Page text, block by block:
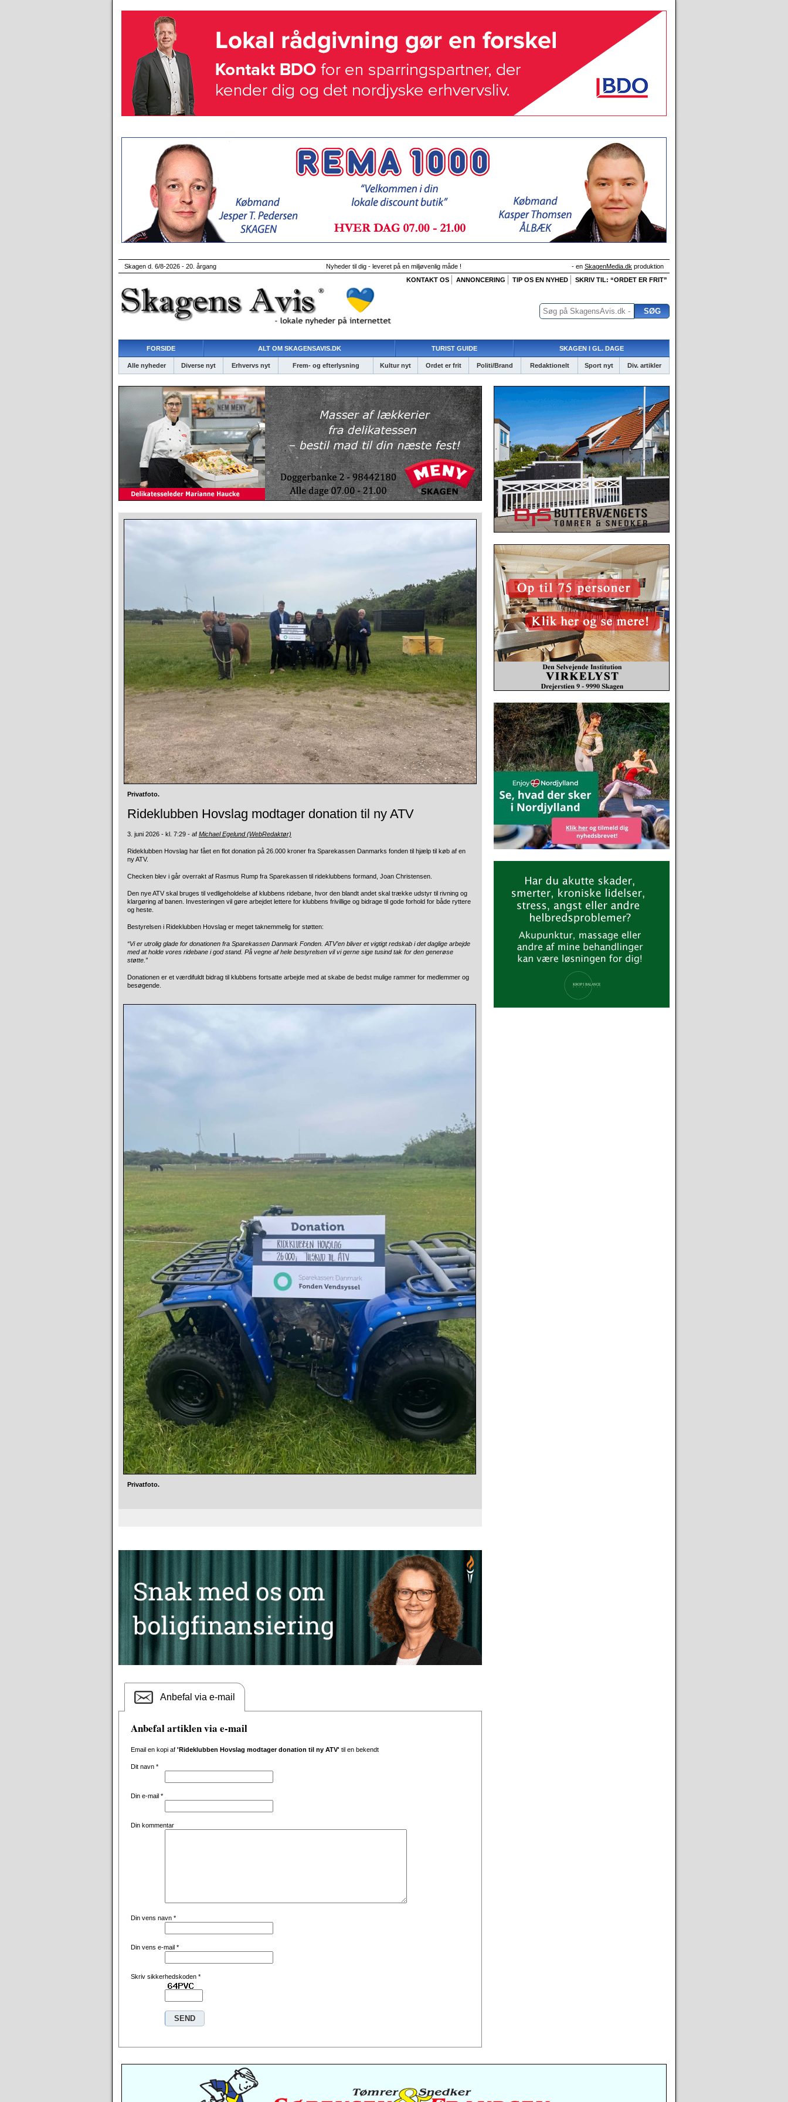
Skagen d. 6/8-2026 - 20. årgang Nyheder til dig - leveret på en miljøvenlig måde ! - en SkagenMedia.dk produktion
KONTAKT OS
ANNONCERING TIP OS EN NYHED SKRIV TIL: “ORDET ER FRIT”
FORSIDE ALT OM SKAGENSAVIS.DK TURIST GUIDE SKAGEN I GL. DAGE
Alle nyheder Diverse nyt Erhvervs nyt Frem- og efterlysning Kultur nyt Ordet er frit Politi/Brand Redaktionelt Sport nyt Div. artikler
Privatfoto.
Rideklubben Hovslag modtager donation til ny ATV
3. juni 2026 - kl. 7:29 - af Michael Egelund (WebRedaktør)
Rideklubben Hovslag har fået en flot donation på 26.000 kroner fra Sparekassen Danmarks fonden til hjælp til køb af en
ny ATV.
Checken blev i går overrakt af Rasmus Rump fra Sparekassen til rideklubbens formand, Joan Christensen
Den nye ATV skal bruges til vedligeholdelse af klubbens ridebane, hvor den blandt andet skal trække udstyr til rivning og
klargøring af banen. Investeringen vil gøre arbejdet lettere for klubbens frivillige og bidrage til gode forhold for både ryttere
og heste.
Bestyrelsen i Rideklubben Hovslag er meget taknemmelig for støtten:
“Vi er utrolig glade for donationen fra Sparekassen Danmark Fonden. ATV’en bliver et vigtigt redskab i det daglige arbejde
med at holde vores ridebane i god stand. På vegne af hele bestyrelsen vil vi gerne sige tusind tak for den generøse
støtte.”
Donationen er et værdifuldt bidrag til klubbens fortsatte arbejde med at skabe de bedst mulige rammer for medlemmer og
besøgende.
Privatfoto.
Anbefal via e-mail
Anbefal artiklen via e-mail
Email en kopi af 'Rideklubben Hovslag modtager donation til ny ATV' til en bekendt
Dit navn *
Din e-mail *
Din kommentar
Din vens navn *
Din vens e-mail *
Skriv sikkerhedskoden *